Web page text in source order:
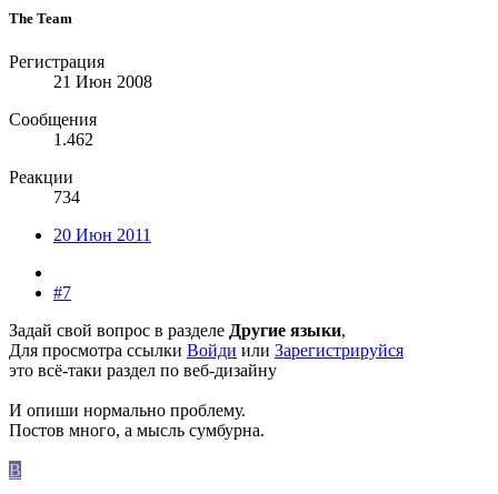
The Team
Регистрация
21 Июн 2008
Сообщения
1.462
Реакции
734
20 Июн 2011
#7
Задай свой вопрос в разделе Другие языки,
Для просмотра ссылки Войди или Зарегистрируйся
это всё-таки раздел по веб-дизайну
И опиши нормально проблему.
Постов много, а мысль сумбурна.
B